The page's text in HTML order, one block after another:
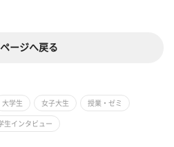
ージへ戻る
大学生 女子大生 授業・ゼミ
生インタビュー